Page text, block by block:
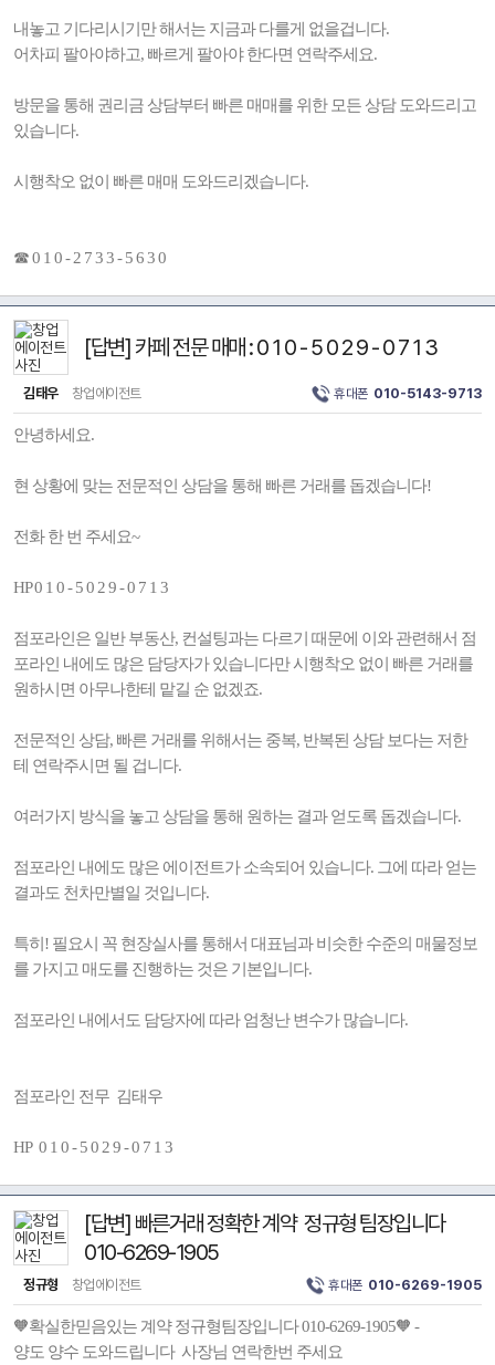
내놓고 기다리시기만 해서는 지금과 다를게 없을겁니다.
어차피 팔아야하고, 빠르게 팔아야 한다면 연락주세요.
방문을 통해 권리금 상담부터 빠른 매매를 위한 모든 상담 도와드리고
있습니다.
시행착오 없이 빠른 매매 도와드리겠습니다.
☎ 0 1 0 - 2 7 3 3 - 5 6 3 0
[답변] 카페 전문 매매 : 0 1 0 - 5 0 2 9 - 0 7 1 3
김태우 창업에이전트 휴대폰 010-5143-9713
안녕하세요.
현 상황에 맞는 전문적인 상담을 통해 빠른 거래를 돕겠습니다!
전화 한 번 주세요~
HP 0 1 0 - 5 0 2 9 - 0 7 1 3
점포라인은 일반 부동산, 컨설팅과는 다르기 때문에 이와 관련해서 점
포라인 내에도 많은 담당자가 있습니다만 시행착오 없이 빠른 거래를
원하시면 아무나한테 맡길 순 없겠죠.
전문적인 상담, 빠른 거래를 위해서는 중복, 반복된 상담 보다는 저한
테 연락주시면 될 겁니다.
여러가지 방식을 놓고 상담을 통해 원하는 결과 얻도록 돕겠습니다.
점포라인 내에도 많은 에이전트가 소속되어 있습니다. 그에 따라 얻는
결과도 천차만별일 것입니다.
특히! 필요시 꼭 현장실사를 통해서 대표님과 비슷한 수준의 매물정보
를 가지고 매도를 진행하는 것은 기본입니다.
점포라인 내에서도 담당자에 따라 엄청난 변수가 많습니다.
점포라인 전무 김태우
HP 0 1 0 - 5 0 2 9 - 0 7 1 3
[답변] 빠른거래 정확한 계약 정규형 팀장입니다
010-6269-1905
정규형 창업에이전트 휴대폰 010-6269-1905
🧡확실한믿음있는 계약 정규형팀장입니다 010-6269-1905🧡 -
양도 양수 도와드립니다 사장님 연락한번 주세요